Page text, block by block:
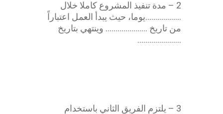
2 – مدة تنفيذ المشروع كاملا خلال
………………يوما، حيث يبدأ العمل اعتباراً
من تاريخ ………………… وينتهي بتاريخ
………………….
3 – يلتزم الفريق الثاني باستخدام